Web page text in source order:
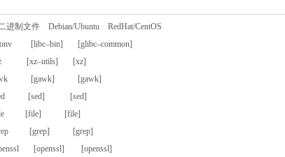
进制文件 Debian/Ubuntu RedHat/CentOS
[libc–bin] [glibc–common]
[xz–utils] [xz]
[gawk] [gawk]
[sed] [sed]
[file] [file]
[grep] [grep]
[openssl] [openssl]